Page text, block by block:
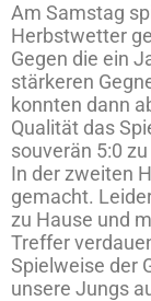
Am Samstag
Herbstwetter
Gegen die ein
stärkeren
konnten dann
Qualität das
souverän 5:0
In der zweiten
gemacht.
zu Hause und
Treffer
Spielweise der
unsere Jungs